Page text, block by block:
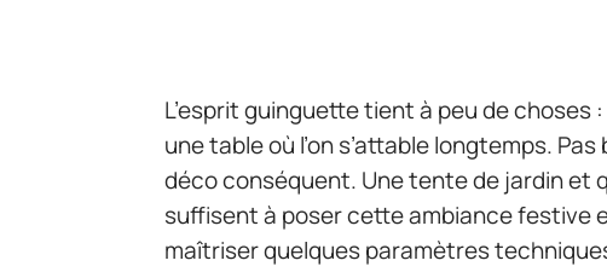
L’esprit guinguette tient à peu de choses
une table où l’on s’attable longtemps.
déco conséquent. Une tente de jardin et
suffisent à poser cette ambiance festive
maîtriser quelques paramètres